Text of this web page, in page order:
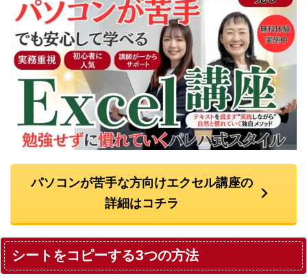
パソコンが苦手な方向けエクセル講座の
詳細はコチラ
シートをコピーする3つの方法